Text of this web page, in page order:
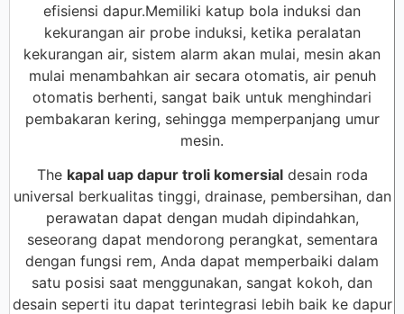
efisiensi dapur.Memiliki katup bola induksi dan
kekurangan air probe induksi, ketika peralatan
kekurangan air, sistem alarm akan mulai, mesin akan
mulai menambahkan air secara otomatis, air penuh
otomatis berhenti, sangat baik untuk menghindari
pembakaran kering, sehingga memperpanjang umur
mesin.
The kapal uap dapur troli komersialdesain roda
universal berkualitas tinggi, drainase, pembersihan, dan
perawatan dapat dengan mudah dipindahkan,
seseorang dapat mendorong perangkat, sementara
dengan fungsi rem, Anda dapat memperbaiki dalam
satu posisi saat menggunakan, sangat kokoh, dan
desain seperti itu dapat terintegrasi lebih baik ke dapur